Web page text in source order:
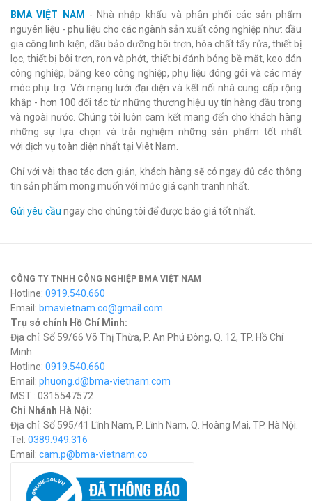
BMA VIỆT NAM
- Nhà nhập khẩu và phân phối các sản phẩm
nguyên liệu - phụ liệu cho các ngành sản xuất công nghiệp như: dầu
gia công linh kiện, dầu bảo dưỡng bôi trơn, hóa chất tẩy rửa, thiết bị
lọc, thiết bị bôi trơn, ron và phớt, thiết bị đánh bóng bề mặt, keo dán
công nghiệp, băng keo công nghiệp, phụ liệu đóng gói và các máy
móc phụ trợ. Với mạng lưới đại diện và kết nối nhà cung cấp rộng
khắp - hơn 100 đối tác từ những thương hiệu uy tín hàng đầu trong
và ngoài nước. Chúng tôi luôn cam kết mang đến cho khách hàng
những sự lựa chọn và trải nghiệm những sản phẩm tốt nhất
với dịch vụ toàn diện nhất tại Viêt Nam.
Chỉ với vài thao tác đơn giản, khách hàng sẽ có ngay đủ các thông
tin sản phẩm mong muốn với mức giá cạnh tranh nhất.
Gửi yêu cầu ngay cho chúng tôi để được báo giá tốt nhất.
CÔNG TY TNHH CÔNG NGHIỆP BMA VIỆT NAM
Hotline: 0919.540.660
Email: bmavietnam.co@gmail.com
Trụ sở chính Hồ Chí Minh:
Địa chỉ: Số 59/66 Võ Thị Thừa, P. An Phú Đông, Q. 12, TP. Hồ Chí
Minh.
Hotline: 0919.540.660
Email: phuong.d@bma-vietnam.com
MST : 0315547572
Chi Nhánh Hà Nội:
Địa chỉ: Số 595/41 Lĩnh Nam, P. Lĩnh Nam, Q. Hoàng Mai, TP. Hà Nội.
Tel: 0389.949.316
Email: cam.p@bma-vietnam.co